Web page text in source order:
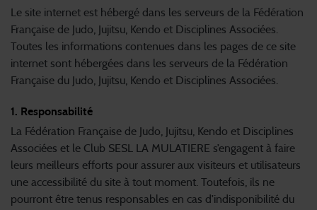
Le site internet est hébergé dans les serveurs de la Fédération
Française de Judo, Jujitsu, Kendo et Disciplines Associées.
Toutes les informations contenues dans les pages de ce site
internet sont hébergées dans les serveurs de la Fédération
Française du Judo, Jujitsu, Kendo et Disciplines Associées.
1. Responsabilité
La Fédération Française de Judo, Jujitsu, Kendo et Disciplines
Associées et le Club SESL LA MULATIERE s’engagent à faire
leurs meilleurs efforts pour assurer aux visiteurs et utilisateurs
une accessibilité du site à tout moment. Toutefois, ils ne
pourront être tenus responsables en cas d’indisponibilité du